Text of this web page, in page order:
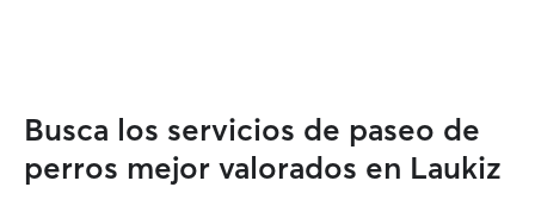
Busca los servicios de paseo de
perros mejor valorados en Laukiz